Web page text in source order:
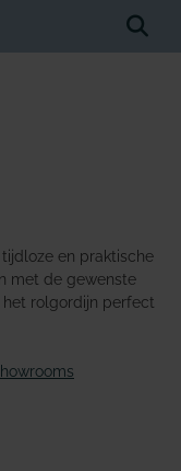
en praktische
met de gewenste
het rolgordijn perfect